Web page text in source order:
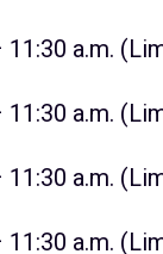
a.m.
a.m.
a.m.
a.m.